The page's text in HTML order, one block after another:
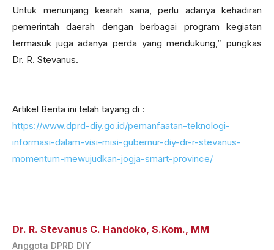
Untuk menunjang kearah sana, perlu adanya kehadiran
pemerintah daerah dengan berbagai program kegiatan
termasuk juga adanya perda yang mendukung,” pungkas
Dr. R. Stevanus.
Artikel Berita ini telah tayang di :
https://www.dprd-diy.go.id/pemanfaatan-teknologi-
informasi-dalam-visi-misi-gubernur-diy-dr-r-stevanus-
momentum-mewujudkan-jogja-smart-province/
Dr. R. Stevanus C. Handoko, S.Kom., MM
Anggota DPRD DIY